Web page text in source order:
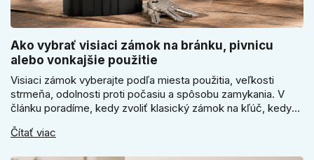
Ako vybrať visiaci zámok na bránku, pivnicu
alebo vonkajšie použitie
Visiaci zámok vyberajte podľa miesta použitia, veľkosti
strmeňa, odolnosti proti počasiu a spôsobu zamykania. V
článku poradíme, kedy zvoliť klasický zámok na kľúč, kedy
sa pri bránke, pivnici alebo záhradnom domčeku neoplatí
Čítať viac